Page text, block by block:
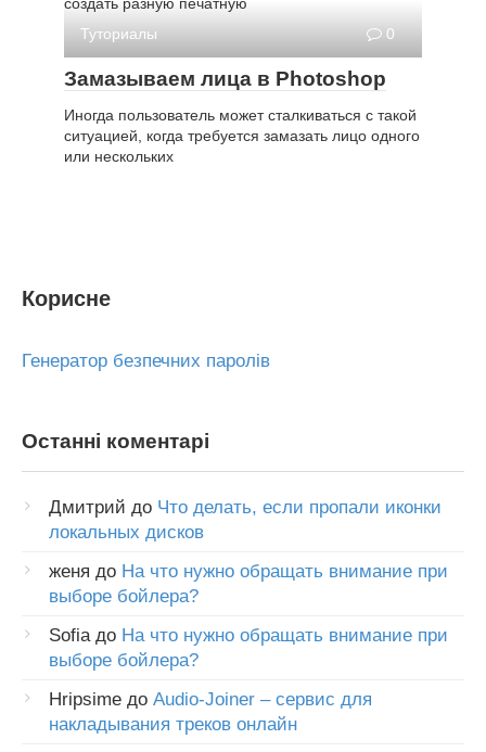
создать разную печатную
Туториалы
0
Замазываем лица в Photoshop
Иногда пользователь может сталкиваться с такой
ситуацией, когда требуется замазать лицо одного
или нескольких
Корисне
Генератор безпечних паролів
Останні коментарі
Дмитрий до Что делать, если пропали иконки
локальных дисков
женя до На что нужно обращать внимание при
выборе бойлера?
Sofiaдо На что нужно обращать внимание при
выборе бойлера?
Hripsime до Audio-Joiner – сервис для
накладывания треков онлайн